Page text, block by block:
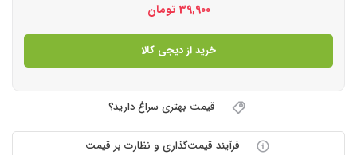
39,900 تومان
خرید از دیجی کالا
قیمت بهتری سراغ دارید؟
فرآیند قیمت‌گذاری و نظارت بر قیمت